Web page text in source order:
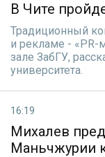
В Чите
Традиционный
и рекламе - «PR-
зале ЗабГУ,
университета.
16:19
Михалев
Маньчжурии